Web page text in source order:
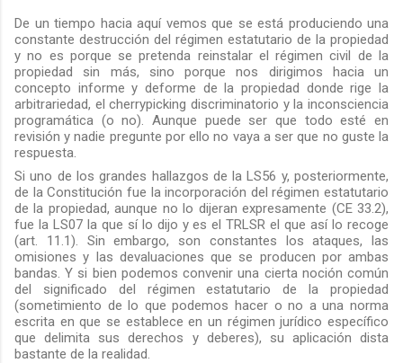
De un tiempo hacia aquí vemos que se está produciendo una
constante destrucción del régimen estatutario de la propiedad
y no es porque se pretenda reinstalar el régimen civil de la
propiedad sin más, sino porque nos dirigimos hacia un
concepto informe y deforme de la propiedad donde rige la
arbitrariedad, el cherrypicking discriminatorio y la inconsciencia
programática (o no). Aunque puede ser que todo esté en
revisión y nadie pregunte por ello no vaya a ser que no guste la
respuesta.
Si uno de los grandes hallazgos de la LS56 y, posteriormente,
de la Constitución fue la incorporación del régimen estatutario
de la propiedad, aunque no lo dijeran expresamente (CE 33.2),
fue la LS07 la que sí lo dijo y es el TRLSR el que así lo recoge
(art. 11.1). Sin embargo, son constantes los ataques, las
omisiones y las devaluaciones que se producen por ambas
bandas. Y si bien podemos convenir una cierta noción común
del significado del régimen estatutario de la propiedad
(sometimiento de lo que podemos hacer o no a una norma
escrita en que se establece en un régimen jurídico específico
que delimita sus derechos y deberes), su aplicación dista
bastante de la realidad.